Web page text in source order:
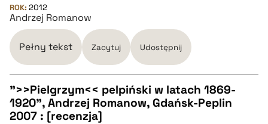
BIBTEX
pobierz cytat
ROK: 2012
Andrzej Romanow
Pełny tekst Zacytuj Udostępnij
CZYSTY TEKST
">>Pielgrzym<< pelpiński w latach 1869-
1920", Andrzej Romanow, Gdańsk-Peplin
2007 : [recenzja]